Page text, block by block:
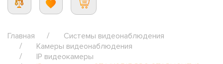
Главная
Системы видеонаблюдения
Камеры видеонаблюдения
IP видеокамеры